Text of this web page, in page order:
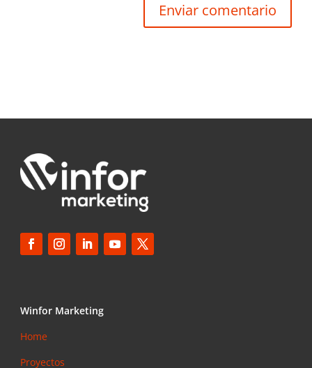
Enviar comentario
Winfor Marketing
Home
Proyectos